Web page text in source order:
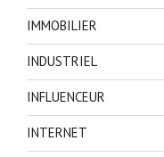
IMMOBILIER
INDUSTRIEL
INFLUENCEUR
INTERNET